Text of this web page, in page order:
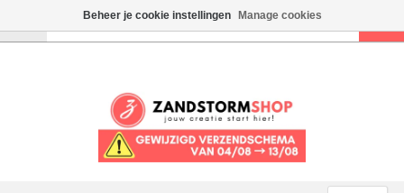
Beheer je cookie instellingen Manage cookies